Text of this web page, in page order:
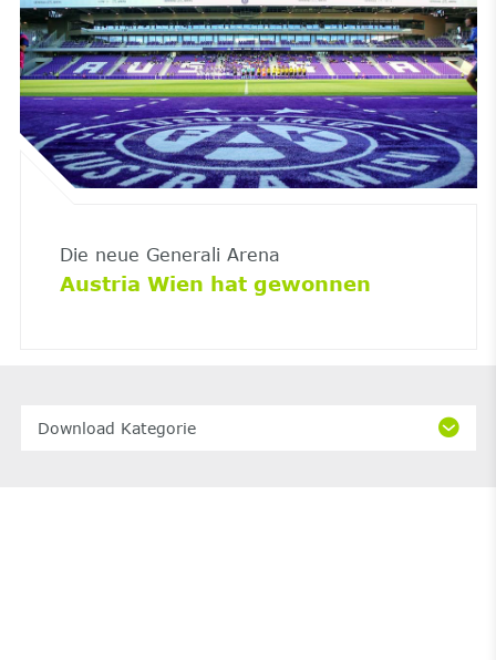
Die neue Generali Arena
Austria Wien hat gewonnen
Download Kategorie